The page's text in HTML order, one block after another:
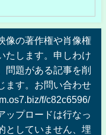
像の著作権や肖像権
たします。申しわけ
問題がある記事を削
ます。お問い合わせ
f/c82c6596/
ップロードは行なっ
としていません、埋